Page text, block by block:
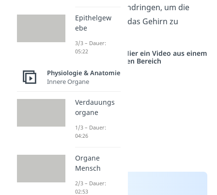
die Netzhaut durchdringen, um die
Informationen an das Gehirn zu
Studyflix vernetzt: Hier ein Video aus einem
anderen Bereich
Epithelgew
ebe
3/3 – Dauer:
05:22
Physiologie & Anatomie
Innere Organe
Verdauungs
organe
1/3 – Dauer:
04:26
Organe
Mensch
2/3 – Dauer:
02:53